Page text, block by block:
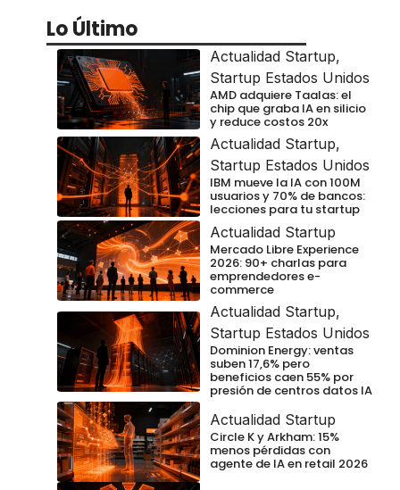
Lo Último
Actualidad Startup,
Startup Estados Unidos
AMD adquiere Taalas: el
chip que graba IA en silicio
y reduce costos 20x
Actualidad Startup,
Startup Estados Unidos
IBM mueve la IA con 100M
usuarios y 70% de bancos:
lecciones para tu startup
Actualidad Startup
Mercado Libre Experience
2026: 90+ charlas para
emprendedores e-
commerce
Actualidad Startup,
Startup Estados Unidos
Dominion Energy: ventas
suben 17,6% pero
beneficios caen 55% por
presión de centros datos IA
Actualidad Startup
Circle K y Arkham: 15%
menos pérdidas con
agente de IA en retail 2026